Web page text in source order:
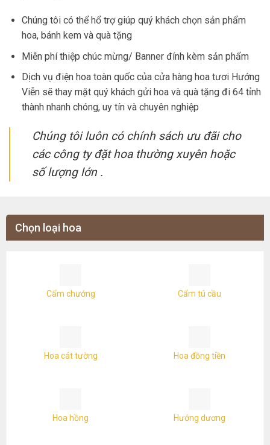
Chúng tôi có thể hổ trợ giúp quý khách chọn sản phẩm
hoa, bánh kem và quà tặng
Miễn phí thiệp chúc mừng/ Banner đính kèm sản phẩm
Dịch vụ điện hoa toàn quốc của cửa hàng hoa tươi Hướng
Viễn sẽ thay mặt quý khách gửi hoa và quà tặng đi 64 tỉnh
thành nhanh chóng, uy tín và chuyên nghiệp
Chúng tôi luôn có chính sách ưu đãi cho
các công ty đặt hoa thường xuyên hoặc
số lượng lớn .
Chọn loại hoa
Cẩm chướng Cẩm tú cầu
Hoa cát tường Hoa đồng tiền
Hoa hồng Hướng dương